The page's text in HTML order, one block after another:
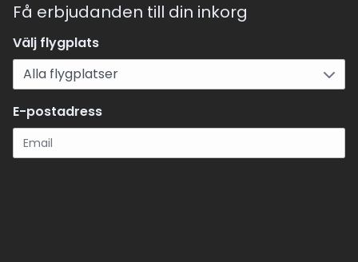
Få erbjudanden till din inkorg
Välj flygplats
E-postadress